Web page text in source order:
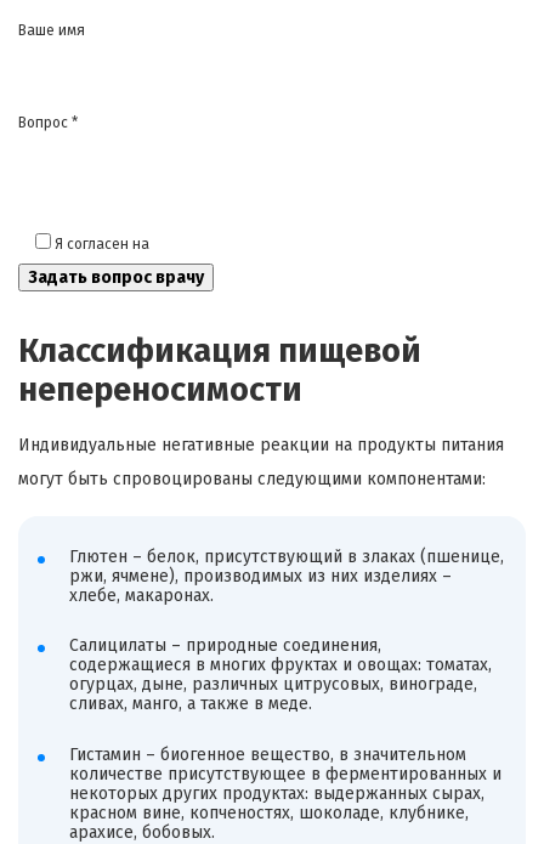
Ваше имя
Вопрос *
Я согласен на
Классификация пищевой
непереносимости
Индивидуальные негативные реакции на продукты питания
могут быть спровоцированы следующими компонентами:
Глютен – белок, присутствующий в злаках (пшенице,
ржи, ячмене), производимых из них изделиях –
хлебе, макаронах.
Салицилаты – природные соединения,
содержащиеся в многих фруктах и овощах: томатах,
огурцах, дыне, различных цитрусовых, винограде,
сливах, манго, а также в меде.
Гистамин – биогенное вещество, в значительном
количестве присутствующее в ферментированных и
некоторых других продуктах: выдержанных сырах,
красном вине, копченостях, шоколаде, клубнике,
арахисе, бобовых.